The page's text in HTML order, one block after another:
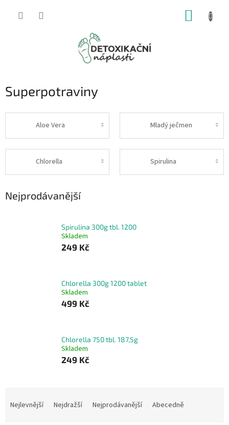
Superpotraviny
Aloe Vera Mladý ječmen
Chlorella Spirulina
Nejprodávanější
Spirulina 300g tbl. 1200
Skladem
249 Kč
Chlorella 300g 1200 tablet
Skladem
499 Kč
Chlorella 750 tbl. 187,5g
Skladem
249 Kč
Nejlevnější Nejdražší Nejprodávanější Abecedně